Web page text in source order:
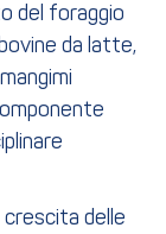
del foraggio
da latte,
crescita delle